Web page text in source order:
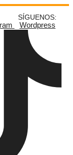
SÍGUENOS:
Wordpress